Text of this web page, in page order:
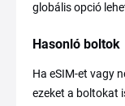
globális opció
Hasonló boltok
Ha eSIM-et vagy
ezeket a boltokat